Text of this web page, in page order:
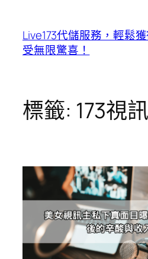
Live173代儲服務，輕鬆
受無限驚喜！
標籤: 173視訊